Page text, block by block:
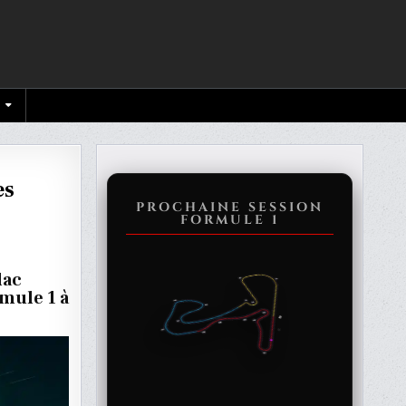
1 à
PROCHAINE SESSION
FORMULE 1